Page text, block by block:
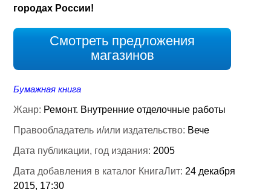
городах России!
Смотреть предложения
магазинов
Бумажная книга
Жанр: Ремонт. Внутренние отделочные работы
Правообладатель и/или издательство: Вече
Дата публикации, год издания: 2005
Дата добавления в каталог КнигаЛит: 24 декабря
2015, 17:30